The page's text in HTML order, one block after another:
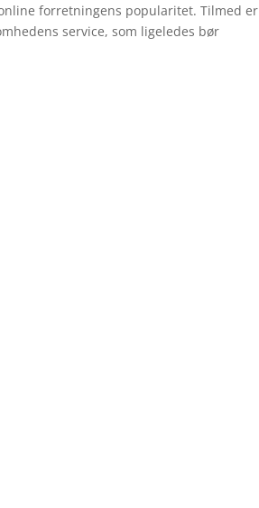
forretningens popularitet. Tilmed er
service, som ligeledes bør